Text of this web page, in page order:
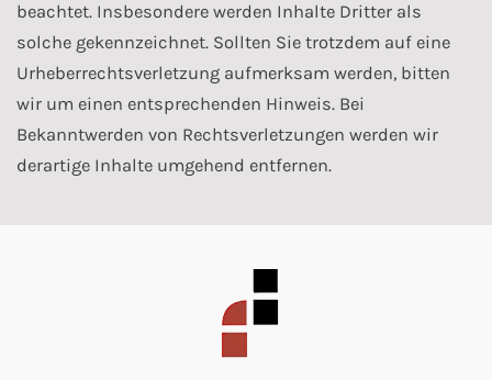
beachtet. Insbesondere werden Inhalte Dritter als
solche gekennzeichnet. Sollten Sie trotzdem auf eine
Urheberrechtsverletzung aufmerksam werden, bitten
wir um einen entsprechenden Hinweis. Bei
Bekanntwerden von Rechtsverletzungen werden wir
derartige Inhalte umgehend entfernen.